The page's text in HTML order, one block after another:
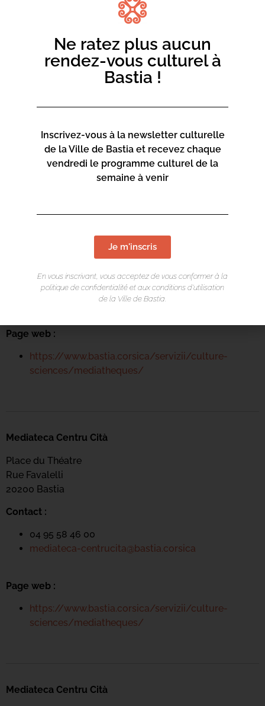
mediateca-centrucita@bastia.corsica
https://www.bastia.corsica/servizii/culture-
04 95 58 46 00
mediateca-centrucita@bastia.corsica
Page web :
https://www.bastia.corsica/servizii/culture-
sciences/mediatheques/
Mediateca Centru Cità
Place du Théatre
Rue Favalelli
20200 Bastia
Contact :
04 95 58 46 00
mediateca-centrucita@bastia.corsica
Page web :
https://www.bastia.corsica/servizii/culture-
sciences/mediatheques/
Mediateca Centru Cità
Ne ratez plus aucun
rendez-vous culturel à
Bastia !
Inscrivez-vous à la newsletter culturelle
de la Ville de Bastia et recevez chaque
vendredi le programme culturel de la
semaine à venir
Je m'inscris
En vous inscrivant, vous acceptez de vous conformer à la
politique de confidentialité et aux conditions d’utilisation
de la Ville de Bastia.